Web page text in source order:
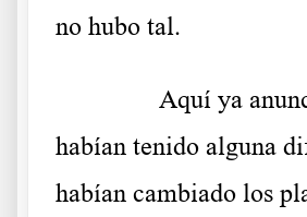
no hubo tal.
Aquí ya
habían tenido alguna
habían cambiado los